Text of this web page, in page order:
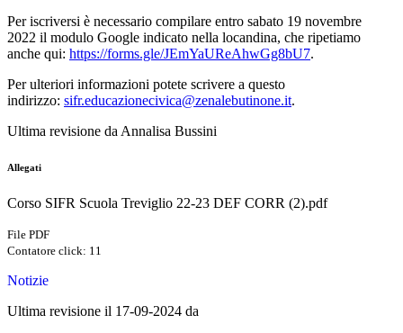
Per iscriversi è necessario compilare entro sabato 19 novembre
2022 il modulo Google indicato nella locandina, che ripetiamo
anche qui: https://forms.gle/JEmYaUReAhwGg8bU7.
Per ulteriori informazioni potete scrivere a questo
indirizzo: sifr.educazionecivica@zenalebutinone.it.
Ultima revisione da Annalisa Bussini
Allegati
Corso SIFR Scuola Treviglio 22-23 DEF CORR (2).pdf
File PDF
Contatore click: 11
Notizie
Ultima revisione il 17-09-2024 da